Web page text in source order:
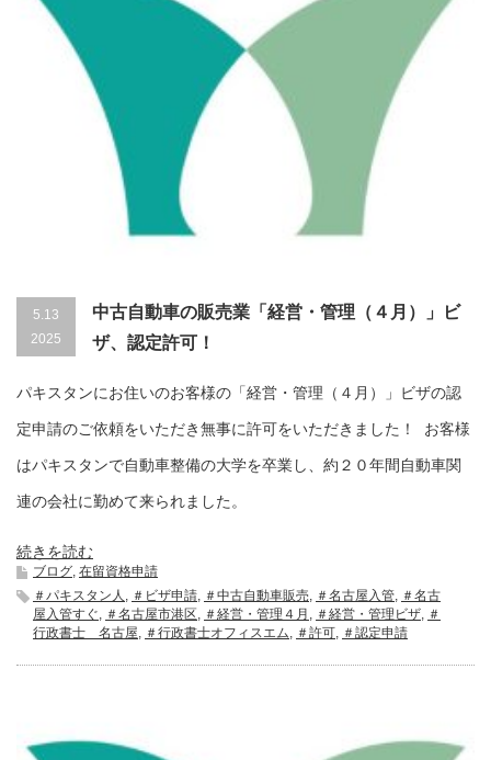
5.13
2025
中古自動車の販売業「経営・管理（４月）」ビ
ザ、認定許可！
パキスタンにお住いのお客様の「経営・管理（４月）」ビザの認
定申請のご依頼をいただき無事に許可をいただきました！ お客様
はパキスタンで自動車整備の大学を卒業し、約２０年間自動車関
連の会社に勤めて来られました。
続きを読む
ブログ, 在留資格申請
＃パキスタン人 , ＃ビザ申請, ＃中古自動車販売, ＃名古屋入管, ＃名古
屋入管すぐ, ＃名古屋市港区, ＃経営・管理４月 , ＃経営・管理ビザ, ＃
行政書士 名古屋, ＃行政書士オフィスエム, ＃許可, ＃認定申請